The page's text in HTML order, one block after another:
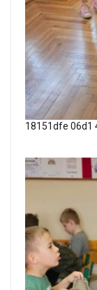
18151dfe 06d1